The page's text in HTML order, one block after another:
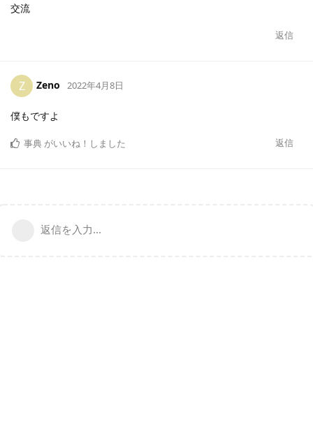
交流
返信
Z Zeno 2022年4月8日
僕もですよ
返信
事典 がいいね！しました
返信を入力...